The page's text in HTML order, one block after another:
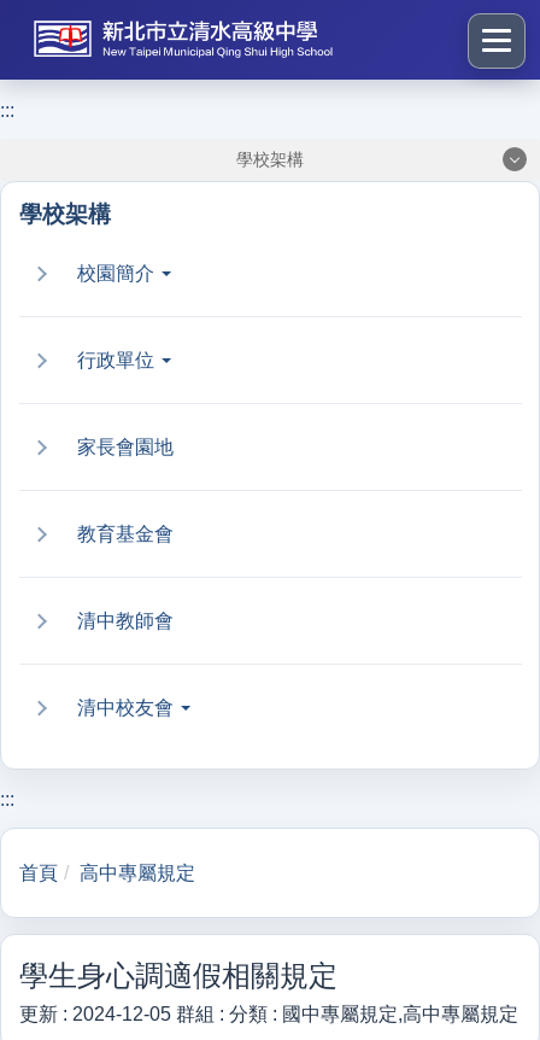
到
塊
:::
學校架構
學校架構
校園簡介
行政單位
家長會園地
教育基金會
清中教師會
清中校友會
:::
首頁 高中專屬規定
學生身心調適假相關規定
更新 : 2024-12-05 群組 : 分類 : 國中專屬規定,高中專屬規定